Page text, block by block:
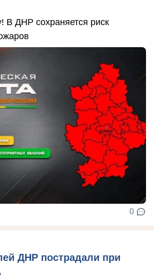
В ДНР сохраняется риск
0
ДНР пострадали при